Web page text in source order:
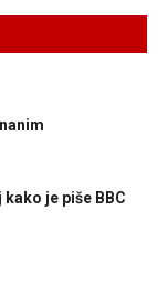
je piše BBC